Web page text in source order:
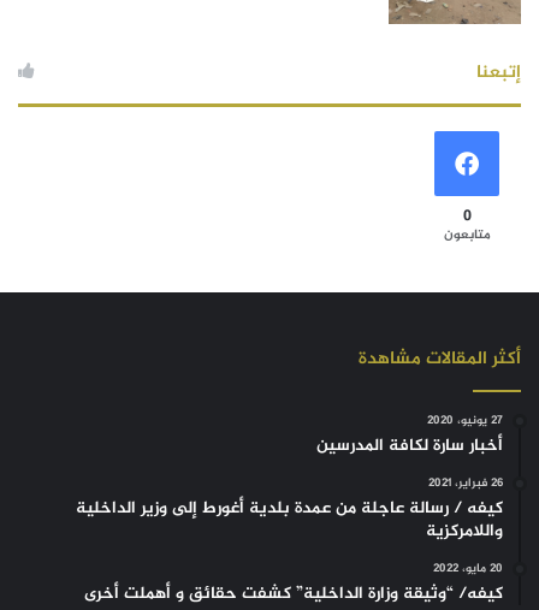
إتبعنا
0
متابعون
أكثر المقالات مشاهدة
27 يونيو، 2020
أخبار سارة لكافة المدرسين
26 فبراير، 2021
كيفه / رسالة عاجلة من عمدة بلدية أغورط إلى وزير الداخلية
واللامركزية
20 مايو، 2022
كيفه/ “وثيقة وزارة الداخلية” كشفت حقائق و أهملت أخرى